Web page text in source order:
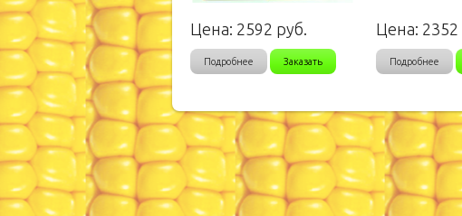
Цена: 2592 руб.
Подробнее Заказать
Цена: 2352
Подробнее